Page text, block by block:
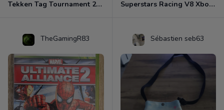
Tekken Tag Tournament 2 Xbox 360 Superstars Racing V8 Xbox 360
TheGamingR83 Sébastien seb63